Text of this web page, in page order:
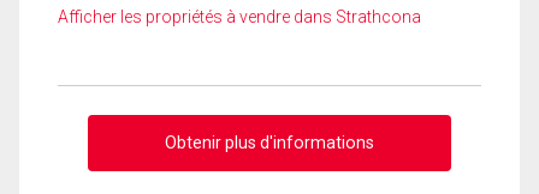
Afficher les propriétés à vendre dans Strathcona
Obtenir plus d'informations